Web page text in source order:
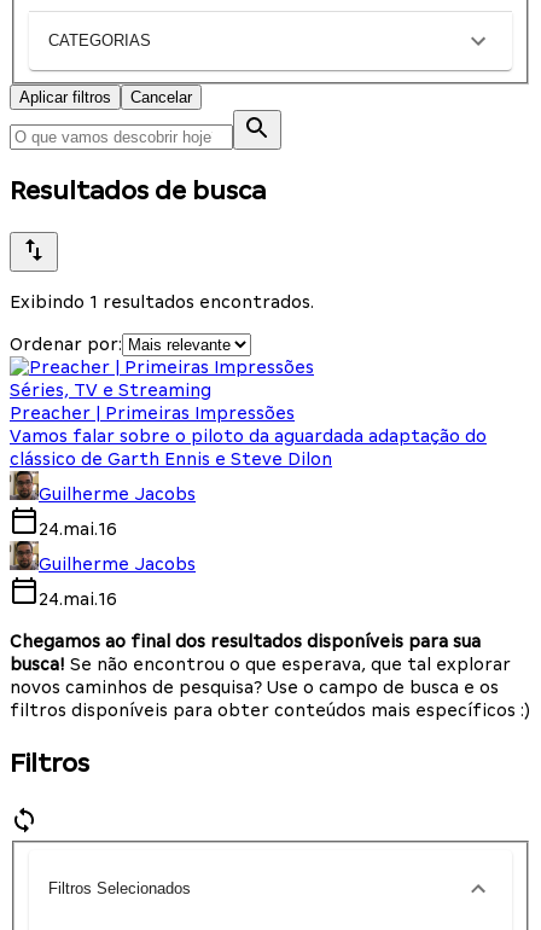
CATEGORIAS
Aplicar filtros Cancelar
Resultados de busca
Exibindo 1 resultados encontrados.
Ordenar por:
Séries, TV e Streaming
Preacher | Primeiras Impressões
Vamos falar sobre o piloto da aguardada adaptação do
clássico de Garth Ennis e Steve Dilon
Guilherme Jacobs
24.mai.16
Guilherme Jacobs
24.mai.16
Chegamos ao final dos resultados disponíveis para sua
busca! Se não encontrou o que esperava, que tal explorar
novos caminhos de pesquisa? Use o campo de busca e os
filtros disponíveis para obter conteúdos mais específicos :)
Filtros
Filtros Selecionados